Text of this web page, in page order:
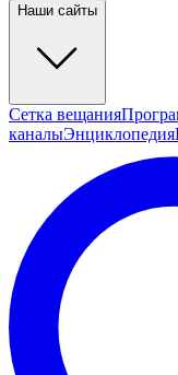
Наши сайты
Сетка вещания
каналыЭнциклопедия